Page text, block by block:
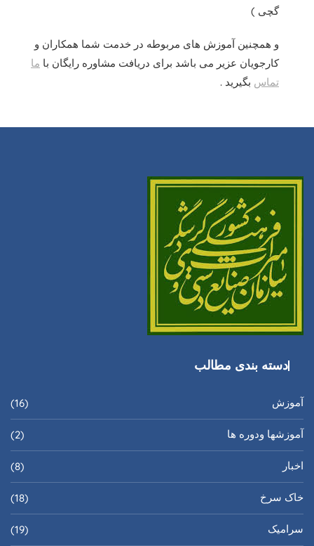
گچی )
و همچنین آموزش های مربوطه در خدمت شما همکاران و
کارجویان عزیر می باشد برای دریافت مشاوره رایگان با ما
تماس بگیرید .
دسته بندی مطالب
آموزش (16)
آموزشها ودوره ها (2)
اخبار (8)
خاک سرخ (18)
سرامیک (19)